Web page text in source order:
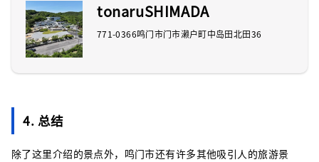
tonaruSHIMADA
771-0366鸣门市门市濑户町中岛田北田36
4. 总结
除了这里介绍的景点外，鸣门市还有许多其他吸引人的旅游景